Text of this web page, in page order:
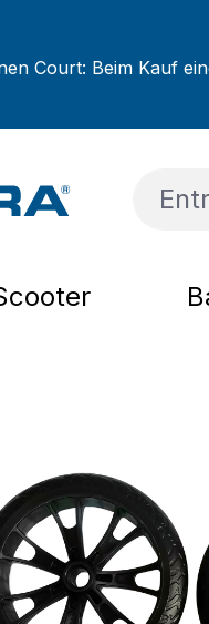
Court: Beim Kauf